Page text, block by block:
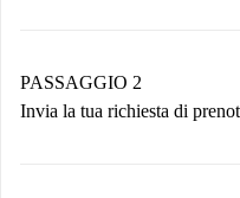
Hai tutte le
PASSAGGIO 2
Invia la tua richiesta di